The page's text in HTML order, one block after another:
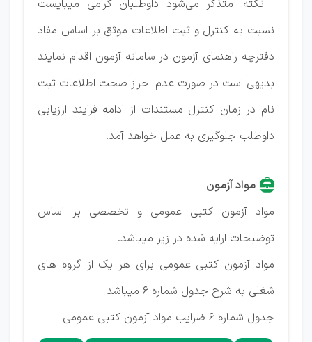
- نکته: متذکر می‌شود داوطلبان گرامی میبایست
نسبت به کنترل و ثبت اطلاعات موثق بر اساس مفاد
دفترچه راهنمای آزمون در سامانه آزمون اقدام نمایند
بدیهی است در صورت عدم احراز صحت اطلاعات ثبت
نام در زمان کنترل مستندات از ادامه فرایند ارزیابی
داوطلب جلوگیری به عمل خواهد آمد.
مواد آزمون
مواد آزمون کتبی عمومی و تخصصی بر اساس
توضیحات ارایه شده در زیر میباشد.
مواد آزمون کتبی عمومی برای هر یک از گروه های
شغلی به شرح جدول شماره ۶ میباشد
جدول شماره ۶ ضرایب مواد آزمون کتبی عمومی